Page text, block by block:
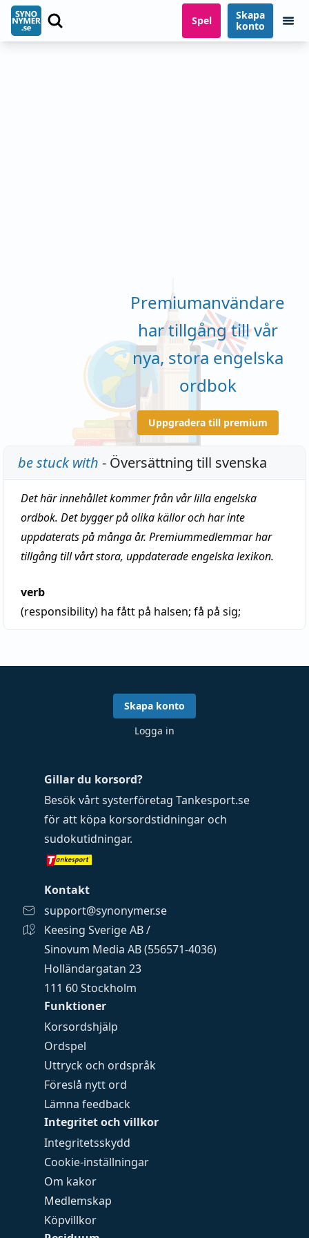
Spel
Skapa
konto
Premiumanvändare
har tillgång till vår
nya, stora engelska
ordbok
Uppgradera till premium
be stuck with - Översättning till svenska
Det här innehållet kommer från vår lilla engelska
ordbok. Det bygger på olika källor och har inte
uppdaterats på många år. Premiummedlemmar har
tillgång till vårt stora, uppdaterade engelska lexikon.
verb
(responsibility) ha fått på halsen; få på sig;
Funktioner
Korsordshjälp
Ordspel
Uttryck och ordspråk
Föreslå nytt ord
Lämna feedback
Integritet och villkor
Integritetsskydd
Cookie-inställningar
Om kakor
Medlemskap
Köpvillkor
Gillar du korsord?
Besök vårt systerföretag Tankesport.se
för att köpa korsordstidningar och
sudokutidningar.
Kontakt
support@synonymer.se
Keesing Sverige AB /
Sinovum Media AB (556571-4036)
Holländargatan 23
111 60 Stockholm
Skapa konto
Logga in